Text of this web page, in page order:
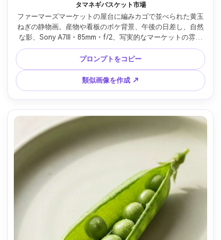
タマネギバスケット市場
ファーマーズマーケットの屋台に編みカゴで並べられた黄玉
ねぎの静物画。産物や看板のボケ背景、午後の日差し、自然
な影、Sony A7III・85mm・f/2、写実的なマーケットの雰囲
気 --ar 4:5
プロンプトをコピー
類似画像を作成 ↗